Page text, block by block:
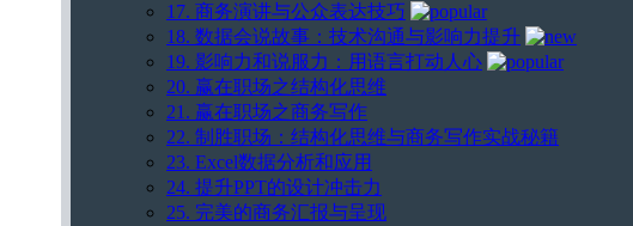
17. 商务演讲与公众表达技巧
18. 数据会说故事：技术沟通与影响力提升
19. 影响力和说服力：用语言打动人心
20. 赢在职场之结构化思维
21. 赢在职场之商务写作
22. 制胜职场：结构化思维与商务写作实战秘籍
23. Excel数据分析和应用
24. 提升PPT的设计冲击力
25. 完美的商务汇报与呈现